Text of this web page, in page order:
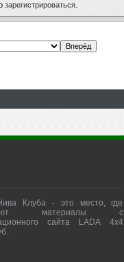
зарегистрироваться
Клуба - это место, где
материалы с
сайта LADA 4x4